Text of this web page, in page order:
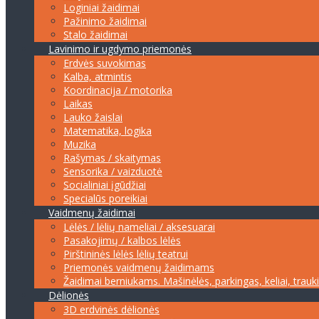
Loginiai žaidimai
Pažinimo žaidimai
Stalo žaidimai
Lavinimo ir ugdymo priemonės
Erdvės suvokimas
Kalba, atmintis
Koordinacija / motorika
Laikas
Lauko žaislai
Matematika, logika
Muzika
Rašymas / skaitymas
Sensorika / vaizduotė
Socialiniai įgūdžiai
Specialūs poreikiai
Vaidmenų žaidimai
Lėlės / lėlių nameliai / aksesuarai
Pasakojimų / kalbos lėlės
Pirštininės lėlės lėlių teatrui
Priemonės vaidmenų žaidimams
Žaidimai berniukams. Mašinėlės, parkingas, keliai,
Dėlionės
3D erdvinės dėlionės